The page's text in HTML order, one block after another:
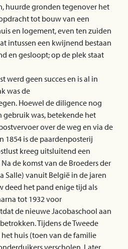
huurde gronden tegenover het
tot bouw van een
en logement, even ten zuiden
intussen een kwijnend bestaan
en gesloopt; op de plek staat
werd geen succes en is al in
was de
Hoewel de diligence nog
gebruik was, betekende het
over de weg en via de
1854 is de paardenposterij
kreeg uitsluitend een
de komst van de Broeders der
Salle) vanuit België in de jaren
deed het pand enige tijd als
tot 1932 voor
de nieuwe Jacobaschool aan
Tijdens de Tweede
huis (toen van de familie
verscholen. Later